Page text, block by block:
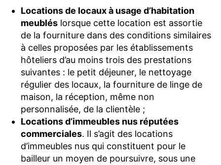
Locations de locaux à usage d’habitation
meublés lorsque cette location est assortie
de la fourniture dans des conditions similaires
à celles proposées par les établissements
hôteliers d’au moins trois des prestations
suivantes : le petit déjeuner, le nettoyage
régulier des locaux, la fourniture de linge de
maison, la réception, même non
personnalisée, de la clientèle ;
Locations d’immeubles nus réputées
commerciales. Il s’agit des locations
d’immeubles nus qui constituent pour le
bailleur un moyen de poursuivre, sous une